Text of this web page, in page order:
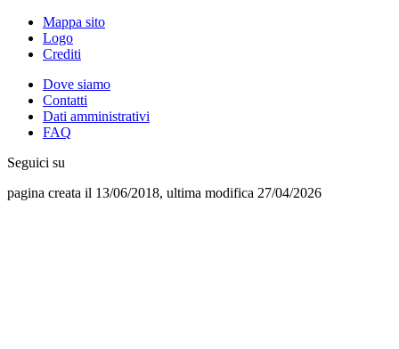
Mappa sito
Logo
Crediti
Dove siamo
Contatti
Dati amministrativi
FAQ
Seguici su
pagina creata il 13/06/2018, ultima modifica 27/04/2026